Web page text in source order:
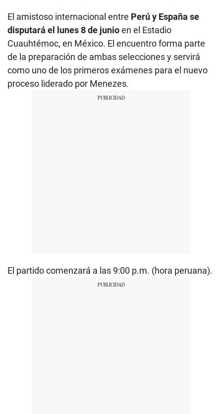
El amistoso internacional entre Perú y España se
disputará el lunes 8 de junioen el Estadio
Cuauhtémoc, en México. El encuentro forma parte
de la preparación de ambas selecciones y servirá
como uno de los primeros exámenes para el nuevo
proceso liderado por Menezes.
El partido comenzará a las 9:00 p.m. (hora peruana).